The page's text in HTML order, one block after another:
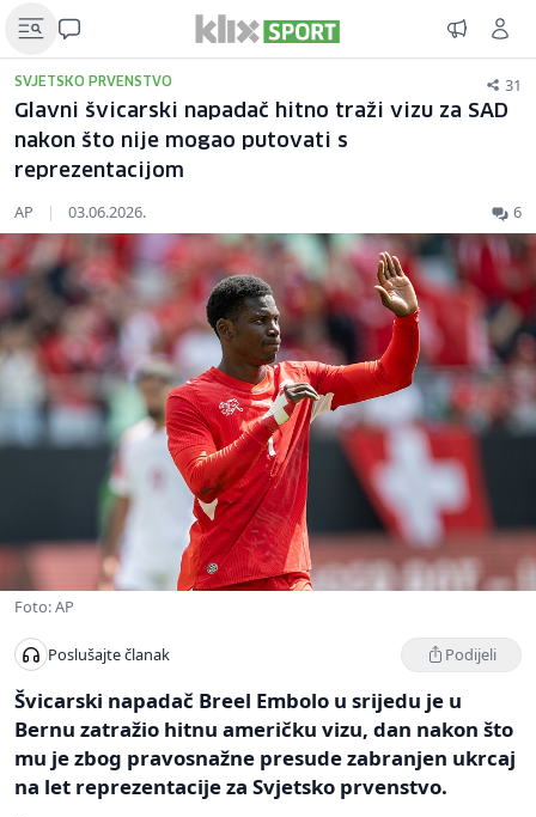
SVJETSKO PRVENSTVO 31
Glavni švicarski napadač hitno traži vizu za SAD
nakon što nije mogao putovati s
reprezentacijom
AP | 03.06.2026. 6
Foto: AP
Poslušajte članak Podijeli
Švicarski napadač Breel Embolo u srijedu je u
Bernu zatražio hitnu američku vizu, dan nakon što
mu je zbog pravosnažne presude zabranjen ukrcaj
na let reprezentacije za Svjetsko prvenstvo.